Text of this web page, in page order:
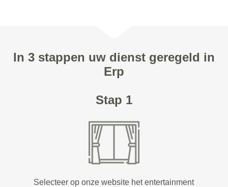
In 3 stappen uw dienst geregeld in
Erp
Stap 1
Selecteer op onze website het entertainment